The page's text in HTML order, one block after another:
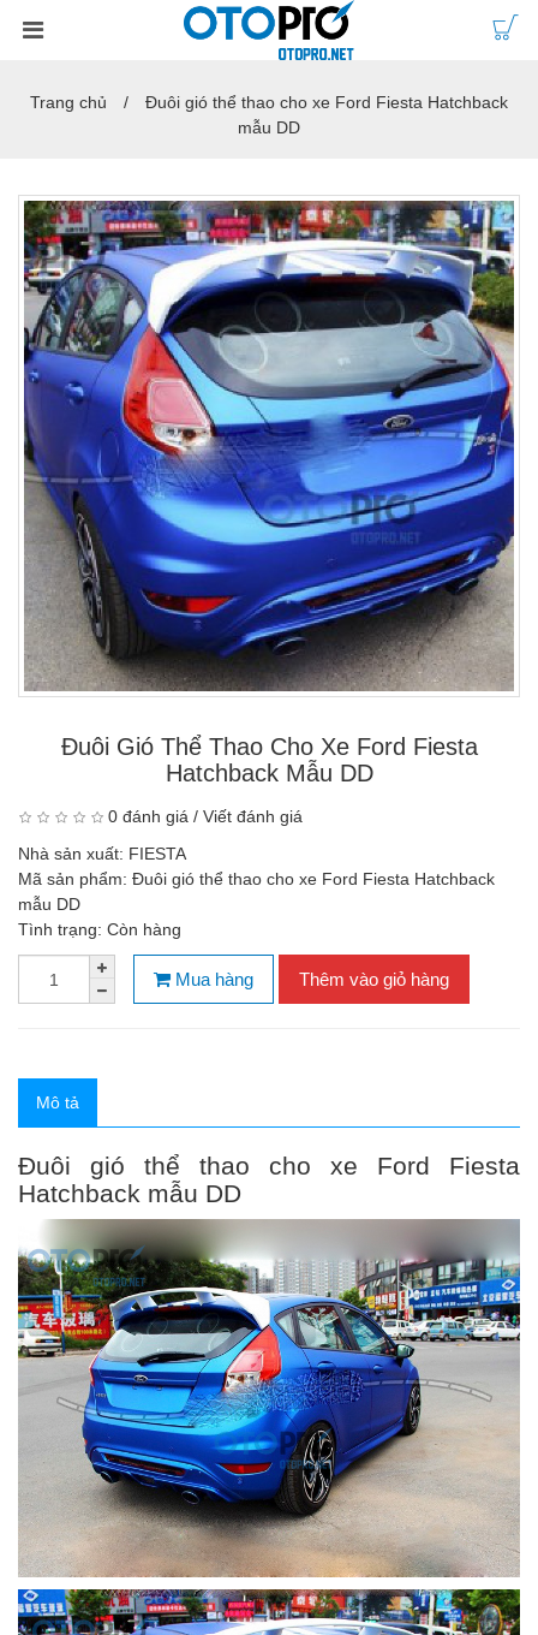
Trang chủ
Đuôi gió thể thao cho xe Ford Fiesta Hatchback
mẫu DD
Đuôi Gió Thể Thao Cho Xe Ford Fiesta
Hatchback Mẫu DD
0 đánh giá / Viết đánh giá
Nhà sản xuất: FIESTA
Mã sản phẩm: Đuôi gió thể thao cho xe Ford Fiesta Hatchback
mẫu DD
Tình trạng: Còn hàng
Mua hàng Thêm vào giỏ hàng
Mô tả
Đuôi gió thể thao cho xe Ford Fiesta
Hatchback mẫu DD